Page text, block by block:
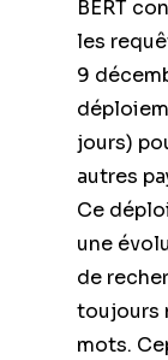
BERT
les
9
jours)
autres
Ce
une
de
toujours
mots.